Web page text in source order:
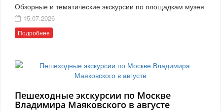
Обзорные и тематические экскурсии по площадкам музея
15.07.2026
Подробнее
Пешеходные экскурсии по Москве
Владимира Маяковского в августе